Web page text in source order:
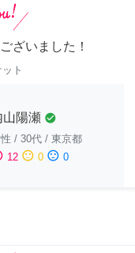
ざいました！
ト
山陽瀬 check_circle
/ 30代 / 東京都
12 sentiment_neutral 0 sentiment_dissatisfied 0